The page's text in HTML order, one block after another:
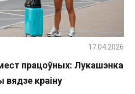
працоўных: Лукашэнка
краіну
17.04.2026